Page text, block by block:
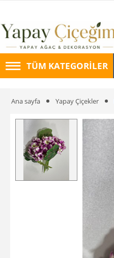
TÜM KATEGORILER
Ana sayfa Yapay Çiçekler